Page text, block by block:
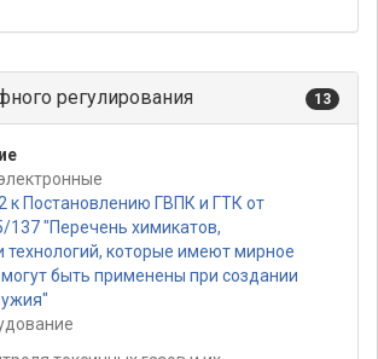
регулирования 13
Постановлению ГВПК и ГТК от
137 "Перечень химикатов,
технологий, которые имеют мирное
быть применены при создании